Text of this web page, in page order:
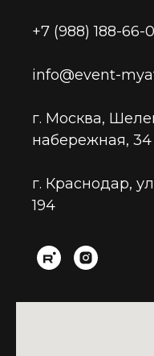
+7 (988) 188-66-
info@event-
г. Москва,
набережная, 34
г. Краснодар,
194